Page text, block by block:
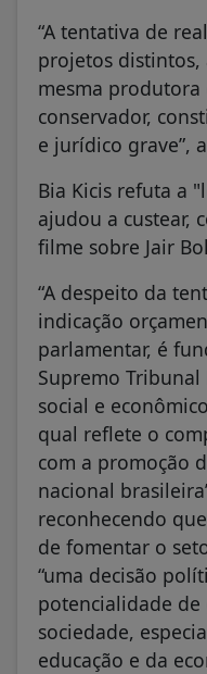
“A tentativa de
projetos distintos,
mesma produtora
conservador,
e jurídico grave”,
Bia Kicis refuta a
ajudou a custear,
filme sobre Jair
“A despeito da
indicação
parlamentar, é
Supremo
social e
qual reflete o
com a promoção
nacional
reconhecendo
de fomentar o
“uma decisão
potencialidade de
sociedade,
educação e da